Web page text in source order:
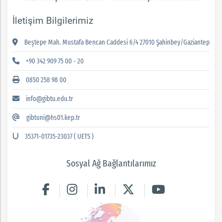
İletişim Bilgilerimiz
Beştepe Mah. Mustafa Bencan Caddesi 6/4 27010 Şahinbey/Gaziantep
+90 342 909 75 00 - 20
0850 258 98 00
info@gibtu.edu.tr
gibtuni@hs01.kep.tr
35371-01735-23037 ( UETS )
Sosyal Ağ Bağlantılarımız